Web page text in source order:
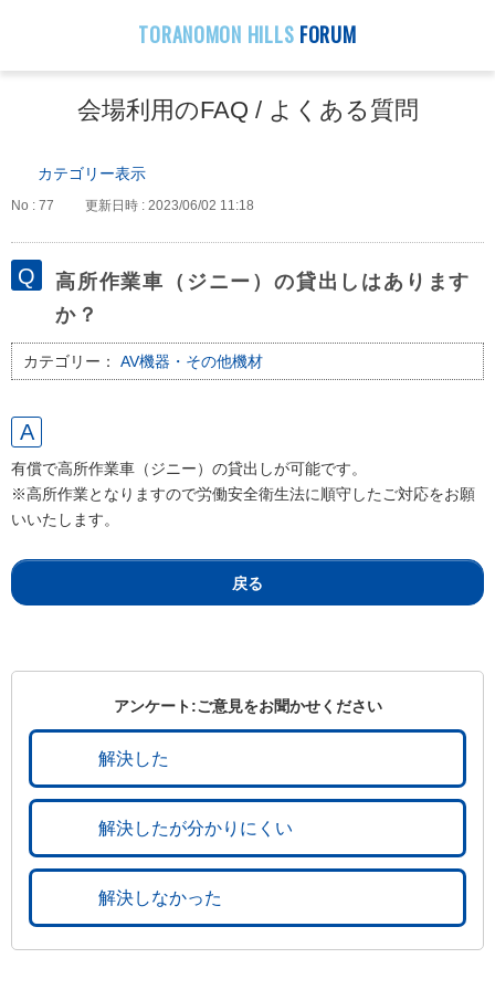
TORANOMON HILLS FORUM
会場利用のFAQ / よくある質問
カテゴリー表示
No : 77 更新日時 : 2023/06/02 11:18
高所作業車（ジニー）の貸出しはあります
か？
カテゴリー： AV機器・その他機材
有償で高所作業車（ジニー）の貸出しが可能です。
※高所作業となりますので労働安全衛生法に順守したご対応をお願
いいたします。
戻る
アンケート:ご意見をお聞かせください
解決した
解決したが分かりにくい
解決しなかった